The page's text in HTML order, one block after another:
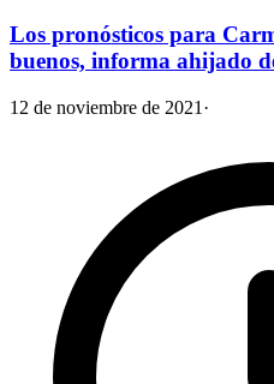
Los pronósticos para
buenos, informa ahijado
12 de noviembre de 2021 ·